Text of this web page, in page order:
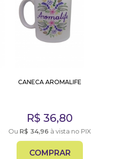
CANECA AROMALIFE
R$ 36,80
Ou R$ 34,96 à vista no PIX
COMPRAR